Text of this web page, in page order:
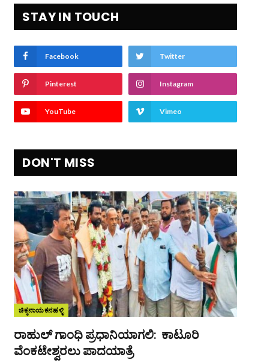
STAY IN TOUCH
Facebook Twitter
Pinterest Instagram
YouTube Vimeo
DON'T MISS
ಚಿಕ್ಕನಾಯಕನಹಳ್ಳಿ
ರಾಹುಲ್ ಗಾಂಧಿ ಪ್ರಧಾನಿಯಾಗಲಿ: ಕಾಟೂರಿ
ವೆಂಕಟೇಶ್ವರಲು ಪಾದಯಾತ್ರೆ